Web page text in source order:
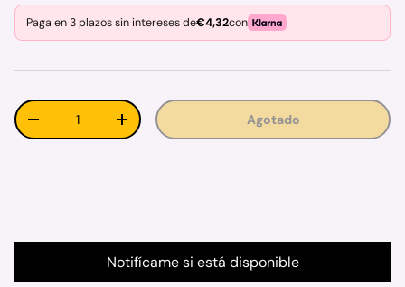
Paga en 3 plazos sin intereses de€4,32con
Cant.
Disminuir cantidadAumentar la cantidadAgotado
Notifícame si está disponible